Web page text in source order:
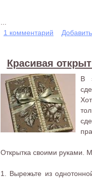
1 комментарий
Красивая
В
Открытка своими руками.
1. Вырежьте из